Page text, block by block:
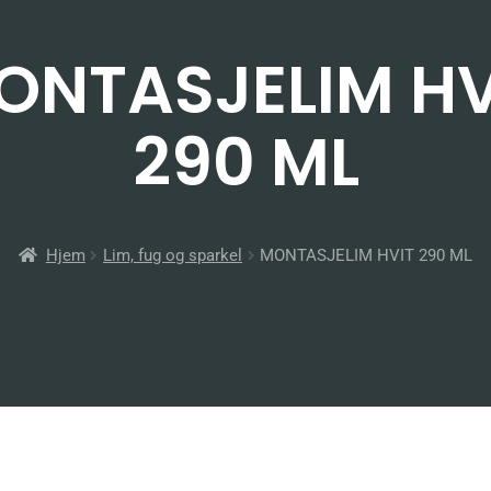
290 ML
Hjem Lim, fug og sparkel MONTASJELIM HVIT 290 ML